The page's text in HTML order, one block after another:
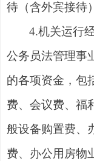
待（含外宾接待
4.机关运行
公务员法管理事
的各项资金，包
费、会议费、福
般设备购置费、
费、办公用房物